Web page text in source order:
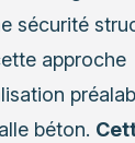
sécurité
approche
béton.